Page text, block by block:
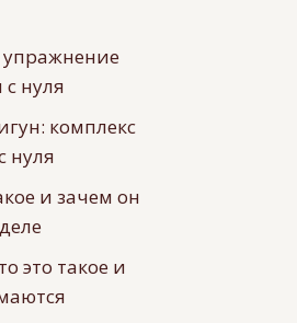
упражнение
нуля
комплекс
нуля
и зачем он
это такое и